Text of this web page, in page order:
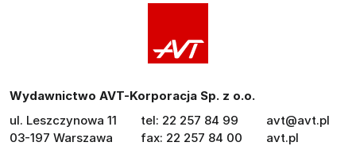
Wydawnictwo AVT-Korporacja Sp. z o.o.
ul. Leszczynowa 11
03-197 Warszawa
tel: 22 257 84 99
fax: 22 257 84 00
avt@avt.pl
avt.pl